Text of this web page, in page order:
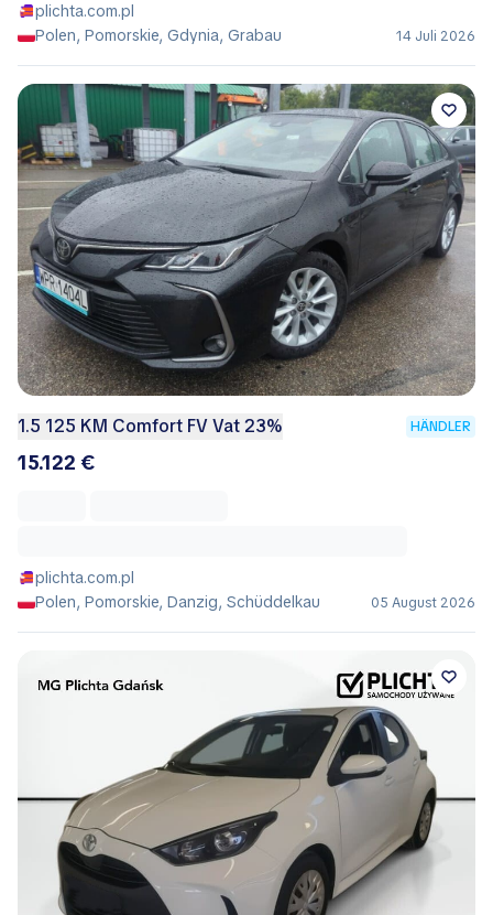
plichta.com.pl
Polen, Pomorskie, Gdynia, Grabau
14 Juli 2026
1.5 125 KM Comfort FV Vat 23% HÄNDLER
15.122 €
plichta.com.pl
Polen, Pomorskie, Danzig, Schüddelkau
05 August 2026